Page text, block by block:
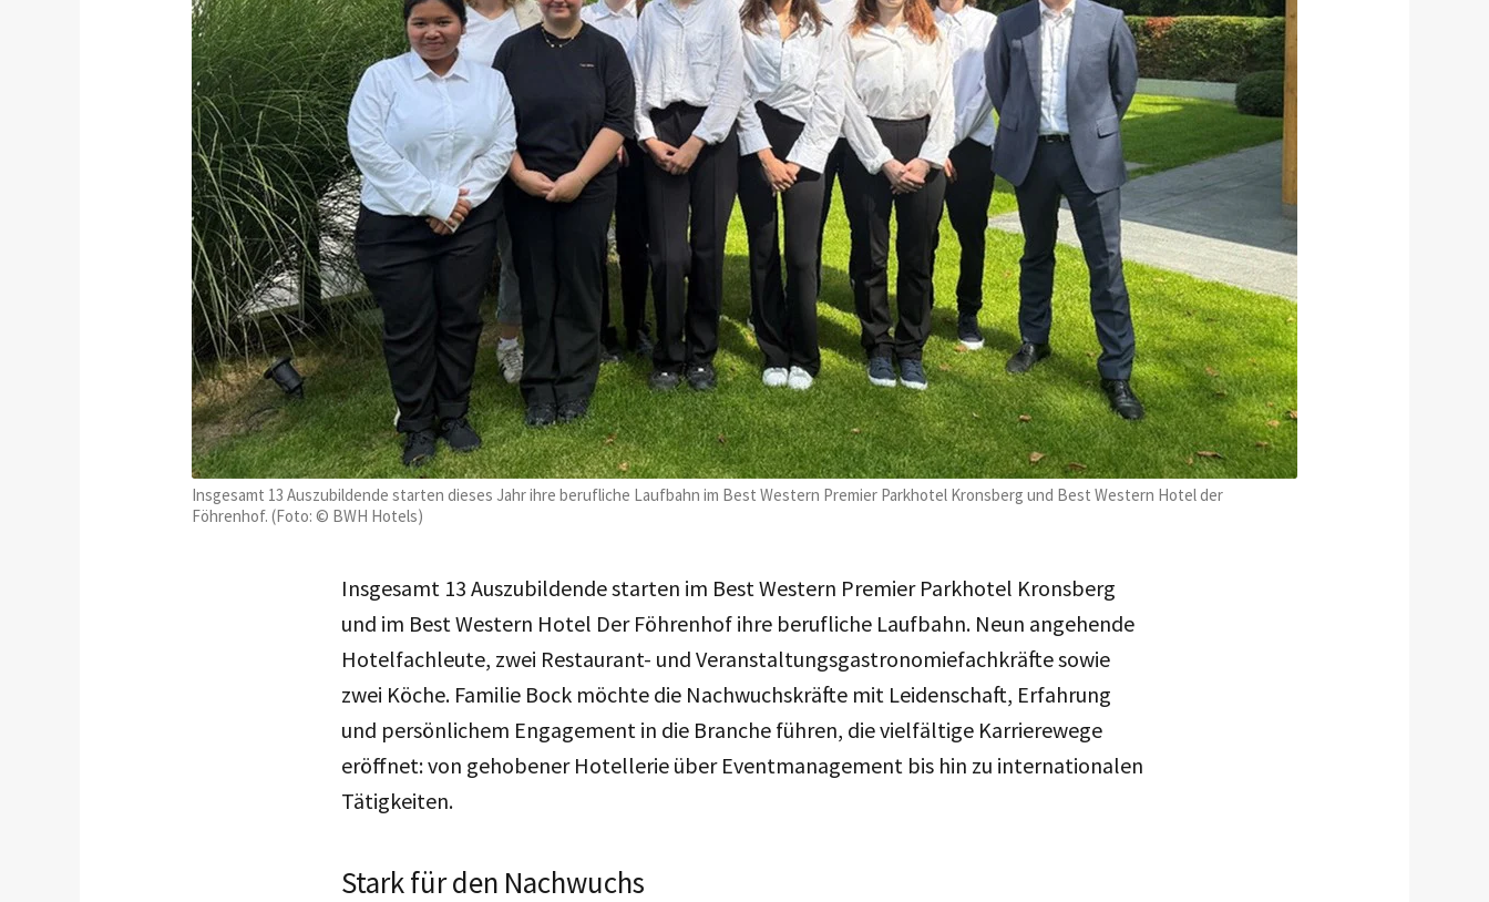
Insgesamt 13 Auszubildende starten dieses Jahr ihre berufliche Laufbahn im Best Western Premier Parkhotel Kronsberg und Best Western Hotel der
Föhrenhof. (Foto: © BWH Hotels)
Insgesamt 13 Auszubildende starten im Best Western Premier Parkhotel Kronsberg
und im Best Western Hotel Der Föhrenhof ihre berufliche Laufbahn. Neun angehende
Hotelfachleute, zwei Restaurant- und Veranstaltungsgastronomiefachkräfte sowie
zwei Köche. Familie Bock möchte die Nachwuchskräfte mit Leidenschaft, Erfahrung
und persönlichem Engagement in die Branche führen, die vielfältige Karrierewege
eröffnet: von gehobener Hotellerie über Eventmanagement bis hin zu internationalen
Tätigkeiten.
Stark für den Nachwuchs